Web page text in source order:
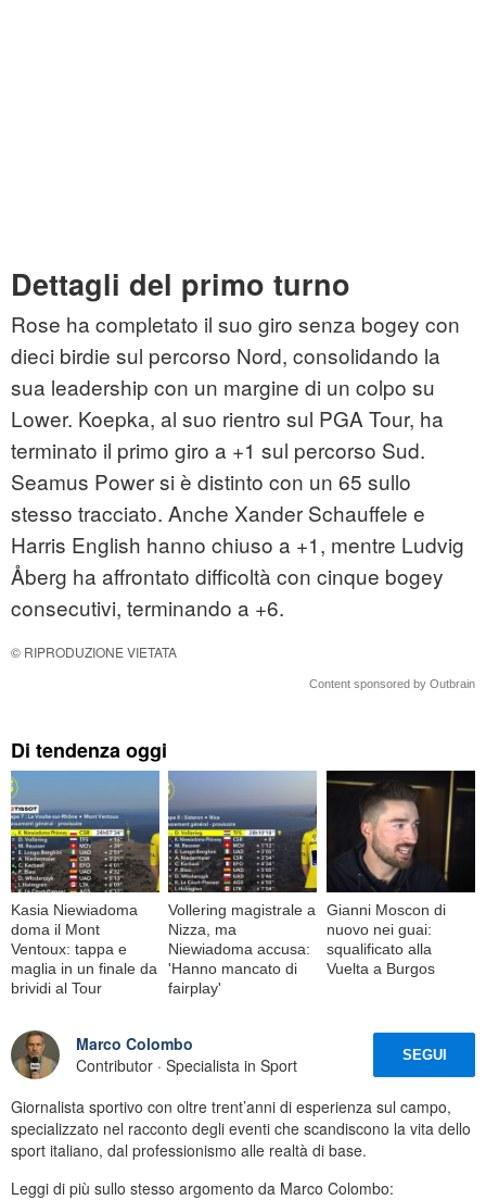
Dettagli del primo turno
Rose ha completato il suo giro senza bogey con
dieci birdie sul percorso Nord, consolidando la
sua leadership con un margine di un colpo su
Lower. Koepka, al suo rientro sul PGA Tour, ha
terminato il primo giro a +1 sul percorso Sud.
Seamus Power si è distinto con un 65 sullo
stesso tracciato. Anche Xander Schauffele e
Harris English hanno chiuso a +1, mentre Ludvig
Åberg ha affrontato difficoltà con cinque bogey
consecutivi, terminando a +6.
© RIPRODUZIONE VIETATA
Content sponsored by Outbrain
Di tendenza oggi
Kasia Niewiadoma
doma il Mont
Ventoux: tappa e
maglia in un finale da
brividi al Tour
Vollering magistrale a
Nizza, ma
Niewiadoma accusa:
'Hanno mancato di
fairplay'
Gianni Moscon di
nuovo nei guai:
squalificato alla
Vuelta a Burgos
Marco Colombo
Contributor · Specialista in Sport
SEGUI
Giornalista sportivo con oltre trent’anni di esperienza sul campo,
specializzato nel racconto degli eventi che scandiscono la vita dello
sport italiano, dal professionismo alle realtà di base.
Leggi di più sullo stesso argomento da Marco Colombo: